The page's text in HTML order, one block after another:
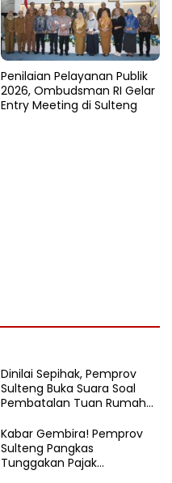
Penilaian Pelayanan Publik
2026, Ombudsman RI Gelar
Entry Meeting di Sulteng
Dinilai Sepihak, Pemprov
Sulteng Buka Suara Soal
Pembatalan Tuan Rumah
Kabar Gembira! Pemprov
Sulteng Pangkas
Tunggakan Pajak